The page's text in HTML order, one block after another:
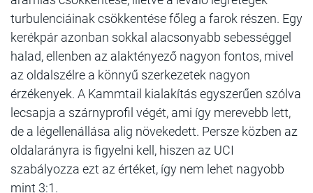
turbulenciáinak csökkentése főleg a farok részen. Egy
kerékpár azonban sokkal alacsonyabb sebességgel
halad, ellenben az alaktényező nagyon fontos, mivel
az oldalszélre a könnyű szerkezetek nagyon
érzékenyek. A Kammtail kialakítás egyszerűen szólva
lecsapja a szárnyprofil végét, ami így merevebb lett,
de a légellenállása alig növekedett. Persze közben az
oldalarányra is figyelni kell, hiszen az UCI
szabályozza ezt az értéket, így nem lehet nagyobb
mint 3:1.